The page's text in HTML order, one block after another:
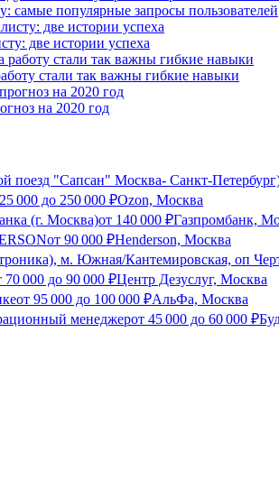
самые популярные запросы пользователей
две истории успеха
стали так важны гибкие навыки
на 2020 год
поезд "Сапсан" Москва- Санкт-
000 до 250 000 ₽Ozon, Москва
(г. Москва)от 140 000 ₽Газпромбанк,
от 90 000 ₽Henderson, Москва
м. Южная/Кантемировская, оп
70 000 до 90 000 ₽Центр Дезуслуг, Москва
от 95 000 до 100 000 ₽АльФа, Москва
менеджерот 45 000 до 60 000 ₽